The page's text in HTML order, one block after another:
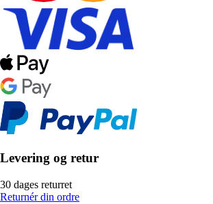
Levering og retur
30 dages returret
Returnér din ordre